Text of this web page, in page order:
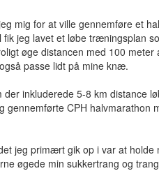
mig for at ville gennemføre et
jeg lavet et løbe træningsplan
øge distancen med 100
passe lidt på mine knæ.
inkluderede 5-8 km distance
CPH halvmarathon
jeg primært gik op i var at holde
øgede min sukkertrang og